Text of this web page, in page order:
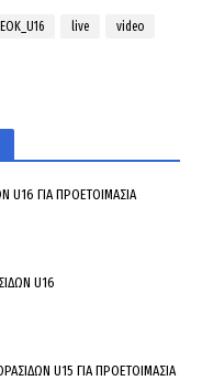
EOK_U16 live video
U16 ΓΙΑ ΠΡΟΕΤΟΙΜΑΣΙΑ
U16
U15 ΓΙΑ ΠΡΟΕΤΟΙΜΑΣΙΑ